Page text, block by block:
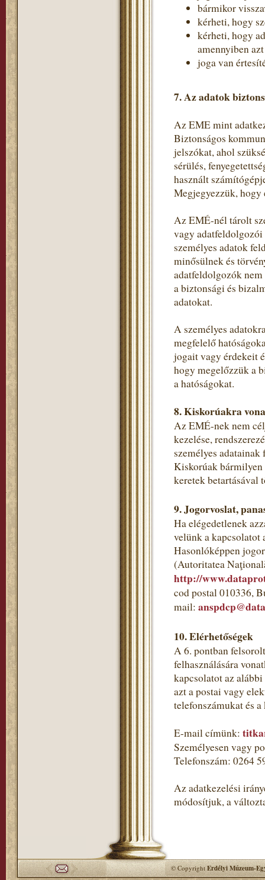
bármikor
kérheti, hogy
kérheti, hogy
amennyiben
joga van
7. Az adatok
Az EME mint
Biztonságos
jelszókat, ahol
sérülés,
használt
Megjegyezzük, hogy
Az EMÉ-nél tárolt
vagy
személyes adatok
minősülnek és
adatfeldolgozók
a biztonsági és
adatokat.
A személyes
megfelelő
jogait vagy érdekeit
hogy megelőzzük a
a hatóságokat.
8. Kiskorúakra
Az EMÉ-nek nem
kezelése,
személyes
Kiskorúak bármilyen
keretek betartásával
9. Jogorvoslat,
Ha elégedetlenek
velünk a kapcsolatot
Hasonlóképpen
(Autoritatea
http://
cod postal 010336,
mail:
10. Elérhetőségek
A 6. pontban
felhasználására
kapcsolatot az
azt a postai vagy
telefonszámukat és
E-mail címünk:
Személyesen vagy
Telefonszám: 0264
Az adatkezelési
módosítjuk, a
© CopyrightErdélyi Múzeum-